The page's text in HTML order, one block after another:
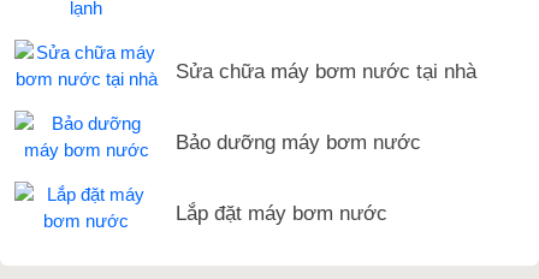
Sửa chữa máy bơm nước tại nhà
Bảo dưỡng máy bơm nước
Lắp đặt máy bơm nước